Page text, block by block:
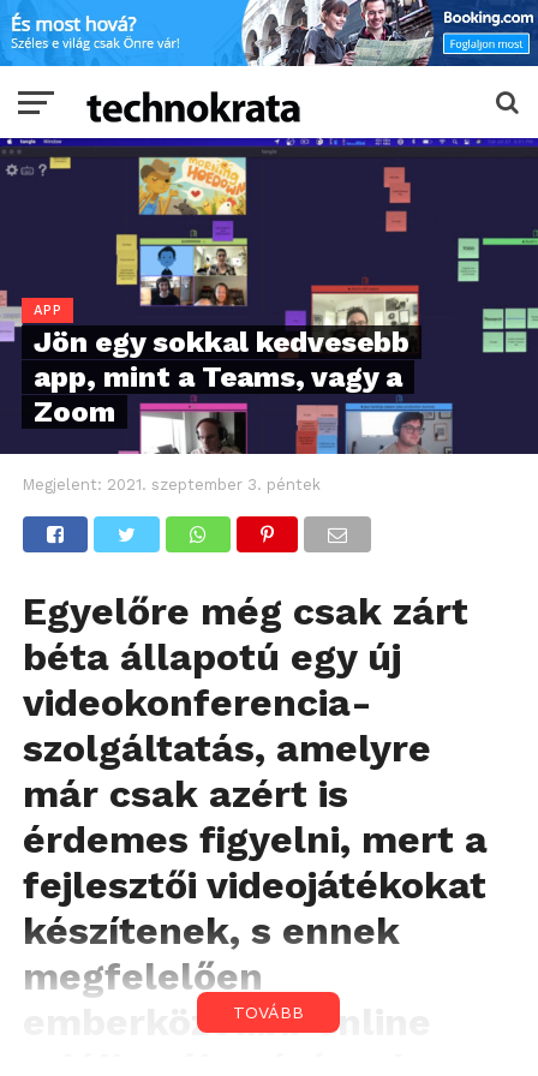
APP
Jön egy sokkal kedvesebb
app, mint a Teams, vagy a
Zoom
Megjelent: 2021. szeptember 3. péntek
Egyelőre még csak zárt
béta állapotú egy új
videokonferencia-
szolgáltatás, amelyre
már csak azért is
érdemes figyelni, mert a
fejlesztői videojátékokat
készítenek, s ennek
megfelelően
emberközelibb online
TOVÁBB